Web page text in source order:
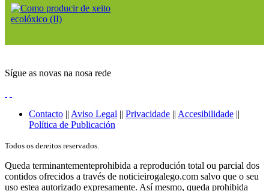
Sígue as novas na nosa rede
Contacto || Aviso Legal || Privacidade || Accesibilidade ||
Política de Publicación
Todos os dereitos reservados.
Queda terminantementeprohibida a reprodución total ou parcial dos
contidos ofrecidos a través de noticieirogalego.com salvo que o seu
uso estea autorizado expresamente. Así mesmo, queda prohibida